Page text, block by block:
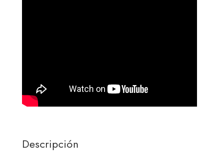
Descripción